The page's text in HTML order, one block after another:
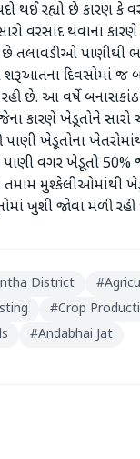
થઈ રહ્યો છે કારણ કે
વરસાદ થવાના
તલાવડીઓ
શરૂઆતના દિવસોમાં જ
છે. આ વર્ષે
કારણે ખેડૂતોને
પાણી ખેડૂતોના
વગર ખેડૂતો 50%
મુશ્કેલીઓમાંથી
ખુશી જોવા મળી રહી
District #
#Crop
#Andabhai Jat